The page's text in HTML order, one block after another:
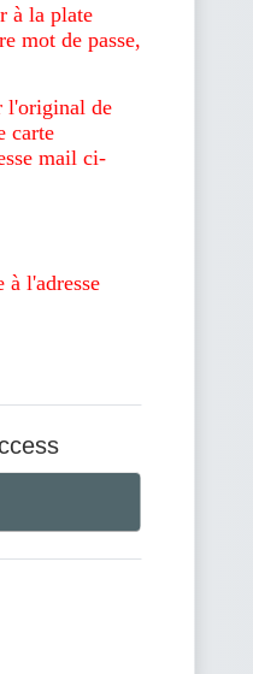
à la plate
mot de passe,
l'original de
carte
mail ci-
à l'adresse